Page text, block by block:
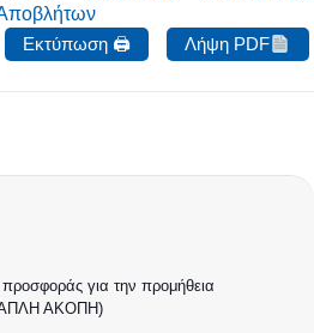
Εκτύπωση 🖨
Λήψη PDF
για την προμήθεια
ΑΠΛΗ ΑΚΟΠΗ)